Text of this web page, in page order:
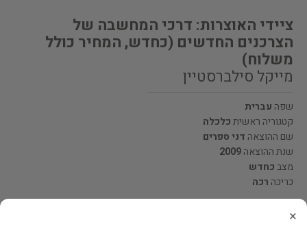
ציידי האוצרות: דרכי המחשבה של
הצרכנים החדשים (כחדש, המחיר כולל
משלוח)
מייקל סילברסטיין
שפה עברית
קטגוריה ראשיתכלכלה
שם ההוצאה דני ספרים
שנת ההוצאה2009
מצבכחדש
כריכה רכה
מחיר 65 ₪×